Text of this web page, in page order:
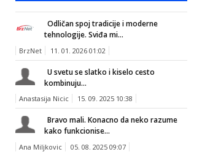
Odličan spoj tradicije i moderne
tehnologije. Sviđa mi...
BrzNet 11. 01. 2026 01:02
U svetu se slatko i kiselo cesto
kombinuju...
Anastasija Nicic 15. 09. 2025 10:38
Bravo mali. Konacno da neko razume
kako funkcionise...
Ana Miljkovic 05. 08. 2025 09:07